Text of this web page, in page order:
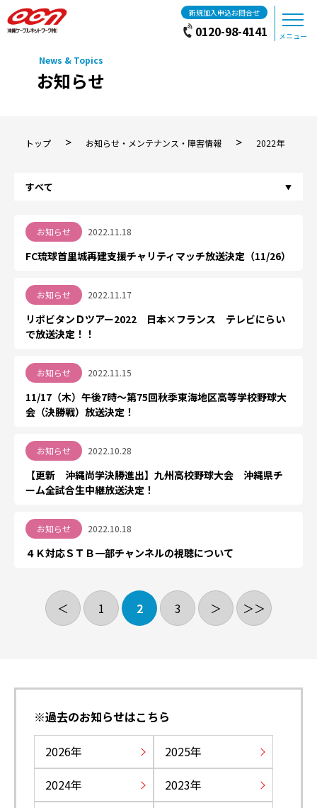
新規加入申込お問合せ
0120-98-4141 メニュー
お知らせ
トップ > お知らせ・メンテナンス・障害情報 > 2022年
お知らせ 2022.11.18
FC琉球首里城再建支援チャリティマッチ放送決定（11/26）
お知らせ 2022.11.17
リポビタンＤツアー2022 日本×フランス テレビにらい
で放送決定！！
お知らせ 2022.11.15
11/17（木）午後7時～第75回秋季東海地区高等学校野球大
会（決勝戦）放送決定！
お知らせ 2022.10.28
【更新 沖縄尚学決勝進出】九州高校野球大会 沖縄県チ
ーム全試合生中継放送決定！
お知らせ 2022.10.18
４Ｋ対応ＳＴＢ一部チャンネルの視聴について
＜ 1 2 3 ＞ ＞＞
※過去のお知らせはこちら
2026
2025
2024
2023